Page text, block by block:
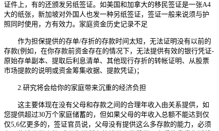
证件上，有的还颁发另纸签证。如美国和加拿大的移民签证是一张A4
大的纸张，新加坡对外国人也发一种另纸签证，签证一般来说须与护
照同时使用，方有效力。家庭资金历史记录不足
作为担保提供的存单/存折的存款时间太短，无法证明没有以前的
存款(例如，在你存款前资金存在的情况下，无法提供有效的银行凭证-
原始存单副本、提取后利息清单、其他现行存折的转帐证明、从股票
市场提款的说明或资金筹集收据、提款凭证)；
2.研究将会给你的家庭带来沉重的经济负担
这主要体现在没有父母和存款之间的合理年收入由关系提供，如
您提供超过30万个家庭储蓄的，但如果父母的年收入总额不能达到仅
仅5,6亿更多的，签证官员说，父母没有提供这么多存款的能力，必须